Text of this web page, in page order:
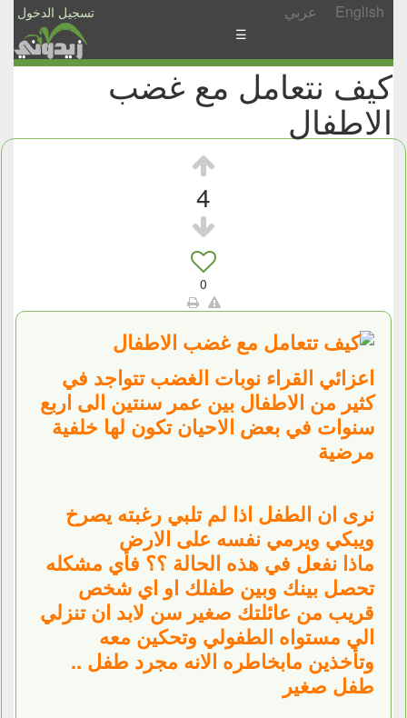
تسجيل الدخول عربي English
الأخبار
والمشاركات
☰
كيف نتعامل مع غضب
الاطفال
4
0
اعزائي القراء نوبات الغضب تتواجد في
كثير من الاطفال بين عمر سنتين الى اربع
سنوات في بعض الاحيان تكون لها خلفية
مرضية
نرى ان الطفل اذا لم تلبي رغبته يصرخ
ويبكي ويرمي نفسه على الارض
ماذا نفعل في هذه الحالة ؟؟ فأي مشكله
تحصل بينك وبين طفلك او اي شخص
قريب من عائلتك صغير سن لابد ان تنزلي
الي مستواه الطفولي وتحكين معه
وتأخذين مابخاطره الانه مجرد طفل ..
طفل صغير